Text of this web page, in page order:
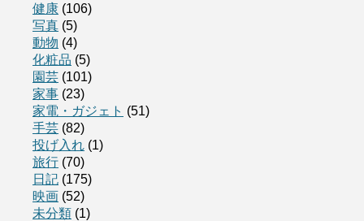
健康 (106)
写真 (5)
動物 (4)
化粧品 (5)
園芸 (101)
家事 (23)
家電・ガジェト (51)
手芸 (82)
投げ入れ (1)
旅行 (70)
日記 (175)
映画 (52)
未分類 (1)